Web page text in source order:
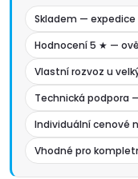
Skladem —
Hodnocení 5 ★ —
Vlastní rozvoz u
Technická podpora
Individuální cenové
Vhodné pro